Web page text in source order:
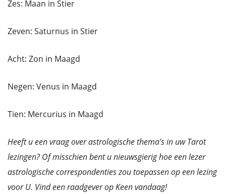
Zes: Maan in Stier
Zeven: Saturnus in Stier
Acht: Zon in Maagd
Negen: Venus in Maagd
Tien: Mercurius in Maagd
Heeft u een vraag over astrologische thema's in uw Tarot
lezingen? Of misschien bent u nieuwsgierig hoe een lezer
astrologische correspondenties zou toepassen op een lezing
voor U. Vind een raadgever op Keen vandaag!